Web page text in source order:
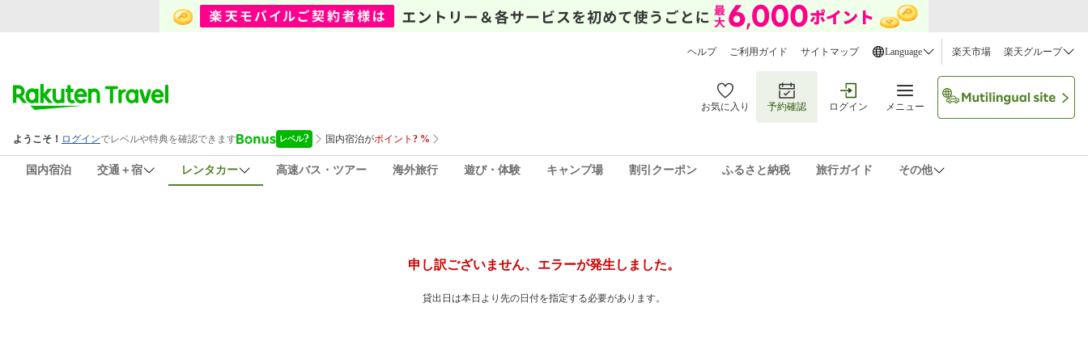
ヘルプ ご利用ガイド サイトマップ Language 楽天市場 楽天グループ
お気に入り 予約確認 ログイン メニュー
国内宿泊 交通＋宿 レンタカー 高速バス・ツアー 海外旅行 遊び・体験 キャンプ場 割引クーポン ふるさと納税 旅行ガイド その他
申し訳ございません、エラーが発生しました。
貸出日は本日より先の日付を指定する必要があります。